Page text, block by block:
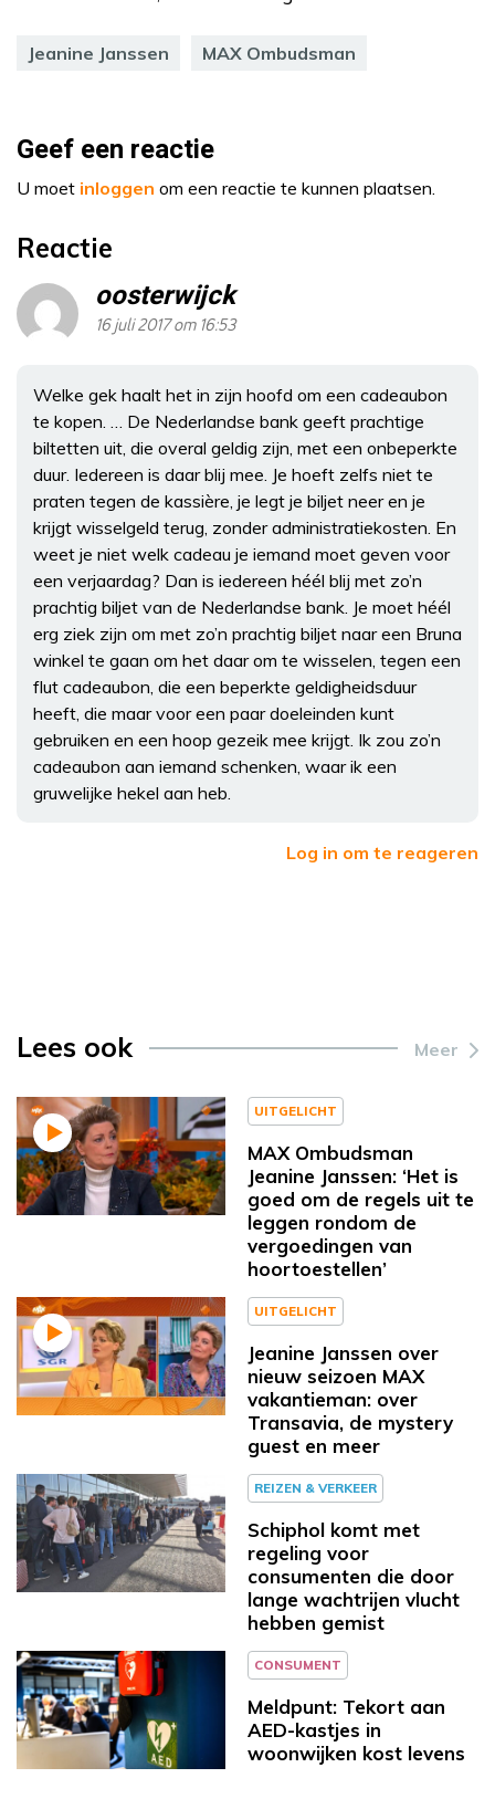
Jeanine Janssen MAX Ombudsman
Geef een reactie
U moet inloggen om een reactie te kunnen plaatsen.
Reactie
oosterwijck
16 juli 2017 om 16:53
Welke gek haalt het in zijn hoofd om een cadeaubon
te kopen. … De Nederlandse bank geeft prachtige
biltetten uit, die overal geldig zijn, met een onbeperkte
duur. Iedereen is daar blij mee. Je hoeft zelfs niet te
praten tegen de kassière, je legt je biljet neer en je
krijgt wisselgeld terug, zonder administratiekosten. En
weet je niet welk cadeau je iemand moet geven voor
een verjaardag? Dan is iedereen héél blij met zo’n
prachtig biljet van de Nederlandse bank. Je moet héél
erg ziek zijn om met zo’n prachtig biljet naar een Bruna
winkel te gaan om het daar om te wisselen, tegen een
flut cadeaubon, die een beperkte geldigheidsduur
heeft, die maar voor een paar doeleinden kunt
gebruiken en een hoop gezeik mee krijgt. Ik zou zo’n
cadeaubon aan iemand schenken, waar ik een
gruwelijke hekel aan heb.
Log in om te reageren
Lees ook Meer
UITGELICHT
MAX Ombudsman
Jeanine Janssen: ‘Het is
goed om de regels uit te
leggen rondom de
vergoedingen van
hoortoestellen’
UITGELICHT
Jeanine Janssen over
nieuw seizoen MAX
vakantieman: over
Transavia, de mystery
guest en meer
REIZEN & VERKEER
Schiphol komt met
regeling voor
consumenten die door
lange wachtrijen vlucht
hebben gemist
CONSUMENT
Meldpunt: Tekort aan
AED-kastjes in
woonwijken kost levens